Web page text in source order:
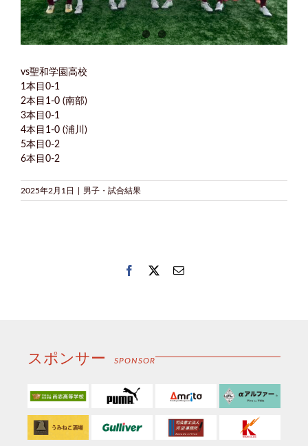
vs聖和学園高校
1本目0-1
2本目1-0 (南部)
3本目0-1
4本目1-0 (浦川)
5本目0-2
6本目0-2
2025年2月1日 男子・試合結果
Facebook
Twitter電
スポンサー SPONSOR